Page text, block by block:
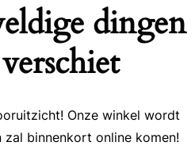
dingen
Onze winkel wordt
binnenkort online komen!